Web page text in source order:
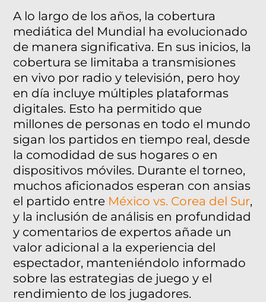
A lo largo de los años, la cobertura
mediática del Mundial ha evolucionado
de manera significativa. En sus inicios, la
cobertura se limitaba a transmisiones
en vivo por radio y televisión, pero hoy
en día incluye múltiples plataformas
digitales. Esto ha permitido que
millones de personas en todo el mundo
sigan los partidos en tiempo real, desde
la comodidad de sus hogares o en
dispositivos móviles. Durante el torneo,
muchos aficionados esperan con ansias
el partido entre México vs. Corea del Sur,
y la inclusión de análisis en profundidad
y comentarios de expertos añade un
valor adicional a la experiencia del
espectador, manteniéndolo informado
sobre las estrategias de juego y el
rendimiento de los jugadores.